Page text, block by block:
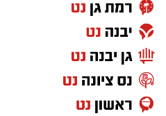
רקע מתיחות נמשכת
מעצר של חשוד בהשחתת
שעבר.
כוחות משטרה גדולים
מבעוד מועד, הציבו